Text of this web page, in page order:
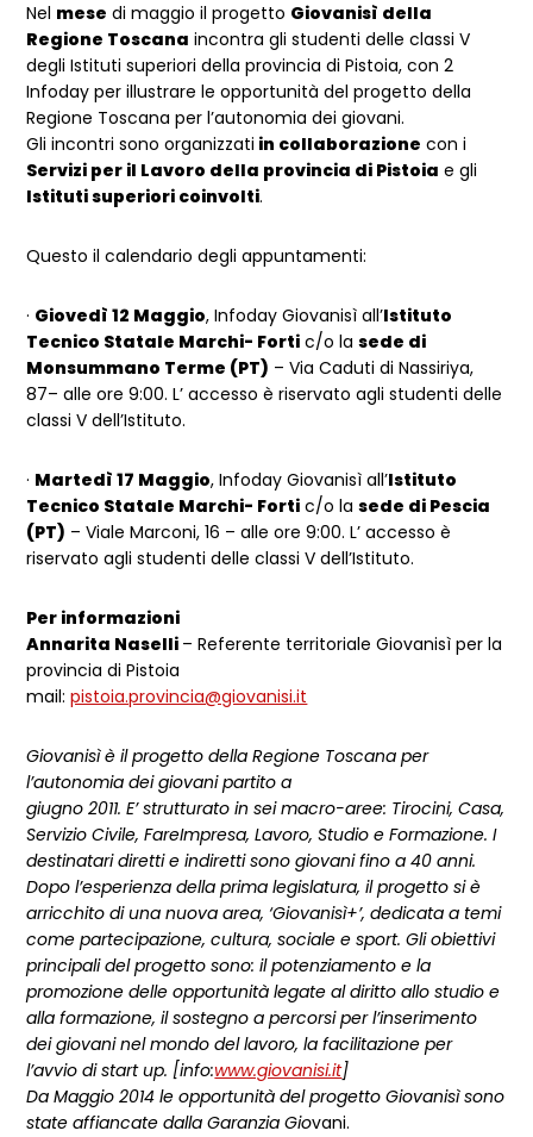
Nel mese di maggio il progetto Giovanisì della
Regione Toscana incontra gli studenti delle classi V
degli Istituti superiori della provincia di Pistoia, con 2
Infoday per illustrare le opportunità del progetto della
Regione Toscana per l’autonomia dei giovani.
Gli incontri sono organizzati in collaborazione con i
Servizi per il Lavoro della provincia di Pistoia e gli
Istituti superiori coinvolti.
Questo il calendario degli appuntamenti:
· Giovedì 12 Maggio, Infoday Giovanisì all’Istituto
Tecnico Statale Marchi- Forti c/o lasede di
Monsummano Terme (PT) – Via Caduti di Nassiriya,
87– alle ore 9:00. L’ accesso è riservato agli studenti delle
classi V dell’Istituto.
· Martedì 17 Maggio, Infoday Giovanisì all’Istituto
Tecnico Statale Marchi- Forti c/o lasede di Pescia
(PT) – Viale Marconi, 16 – alle ore 9:00. L’ accesso è
riservato agli studenti delle classi V dell’Istituto.
Per informazioni
Annarita Naselli – Referente territoriale Giovanisì per la
provincia di Pistoia
mail:pistoia.provincia@giovanisi.it
Giovanisì è il progetto della Regione Toscana per
l’autonomia dei giovani partito a
giugno 2011. E’ strutturato in sei macro-aree: Tirocini, Casa,
Servizio Civile, FareImpresa, Lavoro, Studio e Formazione. I
destinatari diretti e indiretti sono giovani fino a 40 anni.
Dopo l’esperienza della prima legislatura, il progetto si è
arricchito di una nuova area, ‘Giovanisì+’, dedicata a temi
come partecipazione, cultura, sociale e sport. Gli obiettivi
principali del progetto sono: il potenziamento e la
promozione delle opportunità legate al diritto allo studio e
alla formazione, il sostegno a percorsi per l’inserimento
dei giovani nel mondo del lavoro, la facilitazione per
l’avvio di start up. [info:www.giovanisi.it]
Da Maggio 2014 le opportunità del progetto Giovanisì sono
state affiancate dalla Garanzia Giovani.